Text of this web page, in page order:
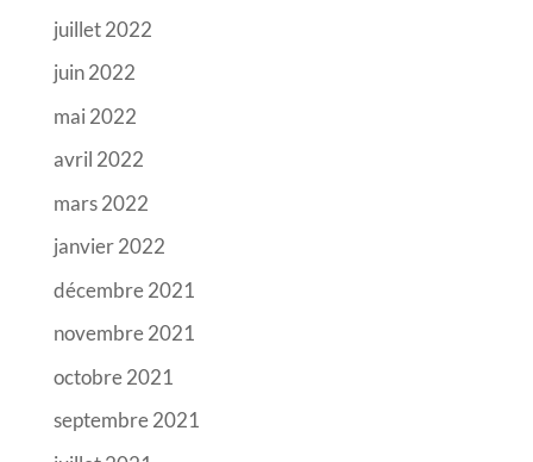
juillet 2022
juin 2022
mai 2022
avril 2022
mars 2022
janvier 2022
décembre 2021
novembre 2021
octobre 2021
septembre 2021